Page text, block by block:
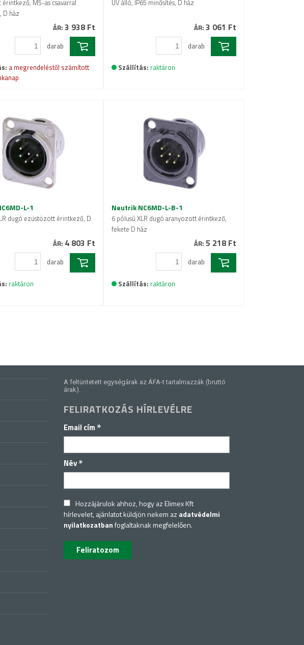
M5-as csavarral
D ház
ÁR: 3 938 Ft
darab
a megrendeléstől számított
UV álló, IP65 minősítés, D ház
ÁR: 3 061 Ft
darab
Szállítás: raktáron
L-1
dugó ezüstözött érintkező, D
ÁR: 4 803 Ft
darab
raktáron
Neutrik NC6MD-L-B-1
6 pólusú XLR dugó aranyozott érintkező,
fekete D ház
ÁR: 5 218 Ft
darab
Szállítás: raktáron
A feltüntetett egységárak az ÁFA-t tartalmazzák (bruttó
árak).
FELIRATKOZÁS HÍRLEVÉLRE
Email cím *
Név*
Hozzájárulok ahhoz, hogy az Elimex Kft
hírlevelet, ajánlatot küldjön nekem az adatvédelmi
nyilatkozatbanfoglaltaknak megfelelően.